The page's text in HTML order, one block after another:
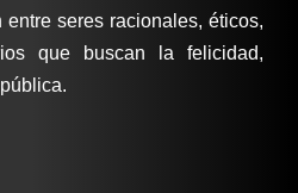
seres racionales, éticos,
que buscan la felicidad,